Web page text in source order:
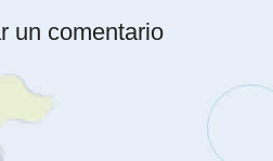
un comentario